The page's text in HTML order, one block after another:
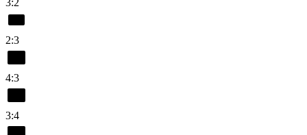
3:2
2:3
4:3
3:4